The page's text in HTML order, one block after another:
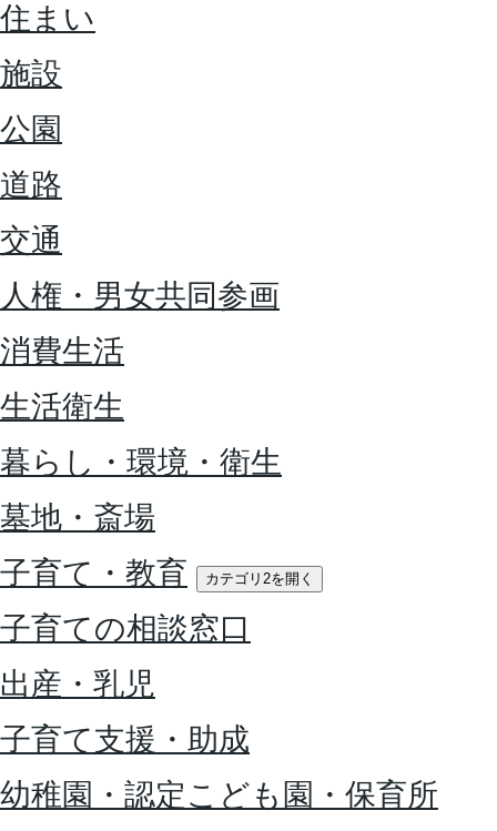
住まい
施設
公園
道路
交通
人権・男女共同参画
消費生活
生活衛生
暮らし・環境・衛生
墓地・斎場
子育て・教育
カテゴリ2を開く
子育ての相談窓口
出産・乳児
子育て支援・助成
幼稚園・認定こども園・保育所